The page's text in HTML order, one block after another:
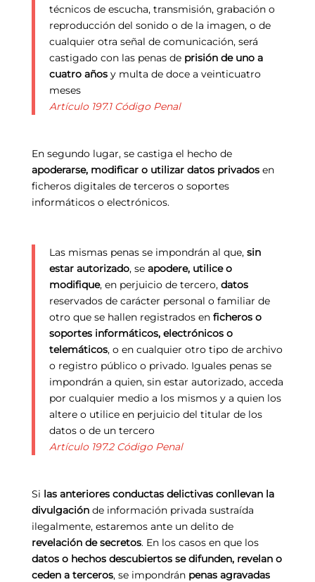
técnicos de escucha, transmisión, grabación o
reproducción del sonido o de la imagen, o de
cualquier otra señal de comunicación, será
castigado con las penas de prisión de uno a
cuatro años y multa de doce a veinticuatro
meses
Artículo 197.1 Código Penal
En segundo lugar, se castiga el hecho de
apoderarse, modificar o utilizar datos privadosen
ficheros digitales de terceros o soportes
informáticos o electrónicos.
Las mismas penas se impondrán al que, sin
estar autorizado, se apodere, utilice o
modifique, en perjuicio de tercero, datos
reservados de carácter personal o familiar de
otro que se hallen registrados en ficheros o
soportes informáticos, electrónicos o
telemáticos, o en cualquier otro tipo de archivo
o registro público o privado. Iguales penas se
impondrán a quien, sin estar autorizado, acceda
por cualquier medio a los mismos y a quien los
altere o utilice en perjuicio del titular de los
datos o de un tercero
Artículo 197.2 Código Penal
Si las anteriores conductas delictivas conllevan la
divulgaciónde información privada sustraída
ilegalmente, estaremos ante un delito de
revelación de secretos. En los casos en que los
datos o hechos descubiertos se difunden, revelan o
ceden a terceros, se impondránpenas agravadas